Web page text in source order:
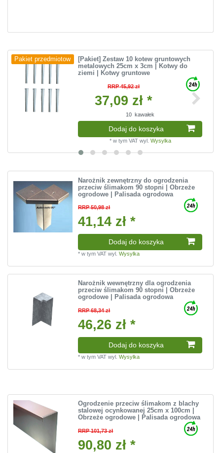
Pakiet przedmiotow
[Pakiet] Zestaw 10 kotew gruntowych
metalowych 25cm x 3cm | Kotwy do
ziemi | Kotwy gruntowe
RRP 45,92 zł
37,09 zł *
10 kawałek
Dodaj do koszyka
* w tym VATwyl. Wysylka
Narożnik zewnętrzny do ogrodzenia
przeciw ślimakom 90 stopni | Obrzeże
ogrodowe | Palisada ogrodowa
RRP 50,98 zł
41,14 zł *
Dodaj do koszyka
*w tym VAT wyl.Wysylka
Narożnik wewnętrzny dla ogrodzenia
przeciw ślimakom 90 stopni | Obrzeże
ogrodowe | Palisada ogrodowa
RRP 68,34 zł
46,26 zł *
Dodaj do koszyka
*w tym VAT wyl.Wysylka
Ogrodzenie przeciw ślimakom z blachy
stalowej ocynkowanej 25cm x 100cm |
Obrzeże ogrodowe | Palisada ogrodowa
RRP 101,73 zł
90,80 zł *